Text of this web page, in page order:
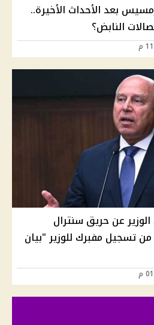
بعد الأحداث الأخيرة..
النابض؟
عن حريق سنترال
تسجيل مفبرك للوزير "بيان